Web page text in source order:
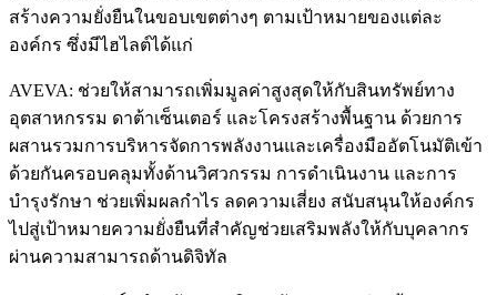
สร้างความยั่งยืนในขอบเขตต่างๆ ตามเป้าหมายของแต่ละ
องค์กร ซึ่งมีไฮไลต์ได้แก่
AVEVA: ช่วยให้สามารถเพิ่มมูลค่าสูงสุดให้กับสินทรัพย์ทาง
อุตสาหกรรม ดาต้าเซ็นเตอร์ และโครงสร้างพื้นฐาน ด้วยการ
ผสานรวมการบริหารจัดการพลังงานและเครื่องมืออัตโนมัติเข้า
ด้วยกันครอบคลุมทั้งด้านวิศวกรรม การดำเนินงาน และการ
บำรุงรักษา ช่วยเพิ่มผลกำไร ลดความเสี่ยง สนับสนุนให้องค์กร
ไปสู่เป้าหมายความยั่งยืนที่สำคัญช่วยเสริมพลังให้กับบุคลากร
ผ่านความสามารถด้านดิจิทัล